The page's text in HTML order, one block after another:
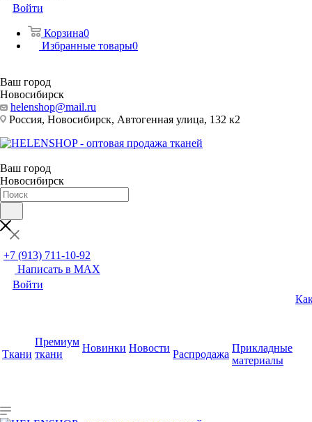
Войти
Корзина0
Избранные товары0
Ваш город
Новосибирск
helenshop@mail.ru
Россия, Новосибирск, Автогенная улица, 132 к2
Ваш город
Новосибирск
+7 (913) 711-10-92
Написать в MAX
Войти
Ткани
Премиум
ткани
Новинки Новости
Распродажа
Прикладные
материалы